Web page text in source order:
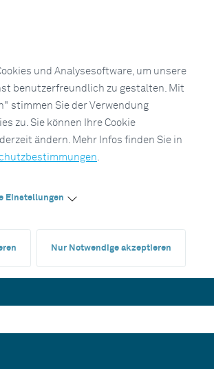
und Analysesoftware, um unsere
benutzerfreundlich zu gestalten. Mit
stimmen Sie der Verwendung
zu. Sie können Ihre Cookie
ändern. Mehr Infos finden Sie in
.
Einstellungen
Nur Notwendige akzeptieren